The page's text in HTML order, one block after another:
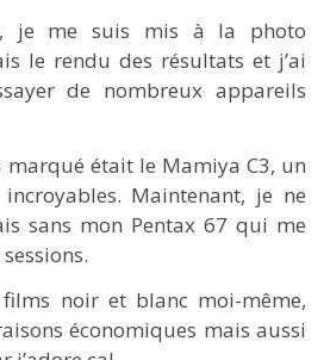
je me suis mis à la photo
le rendu des résultats et j’ai
de nombreux appareils
marqué était le Mamiya C3, un
Maintenant, je ne
sans mon Pentax 67 qui me
films noir et blanc moi-même,
économiques mais aussi